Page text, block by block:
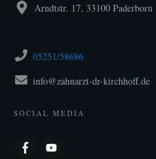
Arndtstr. 17, 33100 Paderborn
05251/58686
info@zahnarzt-dr-kirchhoff.de
SOCIAL MEDIA